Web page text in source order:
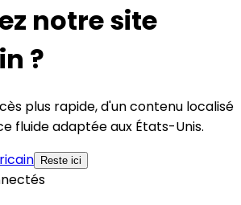
notre site
?
plus rapide, d'un contenu localisé
fluide adaptée aux États-Unis.
Reste ici